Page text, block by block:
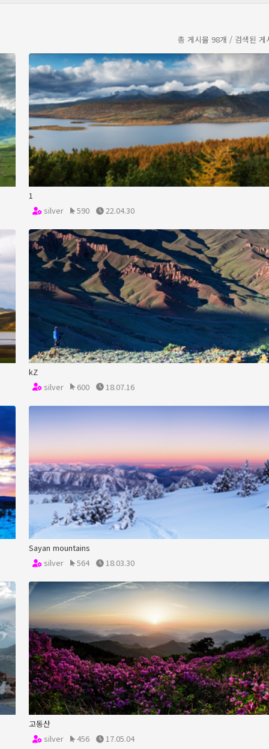
총 게시물 98개 / 검색된 게
1
silver
590 22.04.30
kZ
silver
600 18.07.16
Sayan mountains
silver
564 18.03.30
고동산
silver
456 17.05.04